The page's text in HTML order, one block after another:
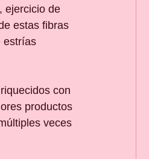
ejercicio de
estas fibras
estrías
con
productos
veces